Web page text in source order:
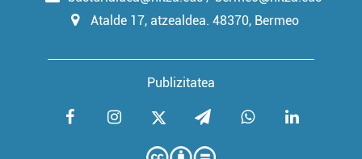
Publizitatea
Atalde 17, atzealdea. 48370, Bermeo